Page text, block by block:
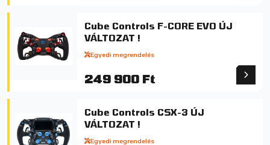
Cube Controls F-CORE EVO ÚJ
VÁLTOZAT !
Egyedi megrendelés
249 900 Ft
Cube Controls CSX-3 ÚJ
VÁLTOZAT !
Egyedi megrendelés